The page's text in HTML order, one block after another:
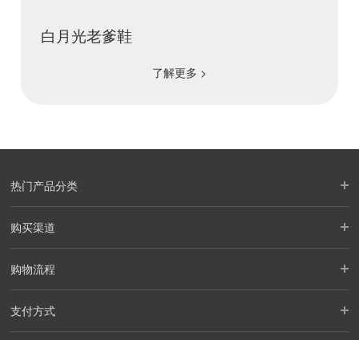
白月光老爹鞋
了解更多 >
热门产品分类
购买渠道
购物流程
支付方式